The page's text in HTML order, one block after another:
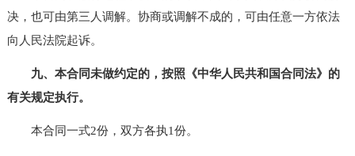
决，也可由第三人调解。协商或调解不成的，可由任意一方依法
向人民法院起诉。
九、本合同未做约定的，按照《中华人民共和国合同法》的
有关规定执行。
本合同一式2份，双方各执1份。